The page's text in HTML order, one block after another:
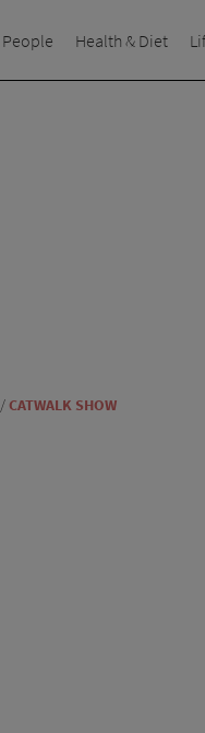
People Health & Diet
/CATWALK SHOW